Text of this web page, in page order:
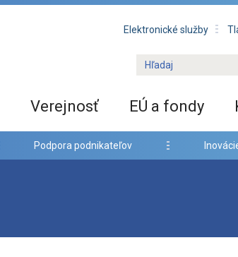
Elektronické služby
Verejnosť EÚ a fondy
Podpora podnikateľov